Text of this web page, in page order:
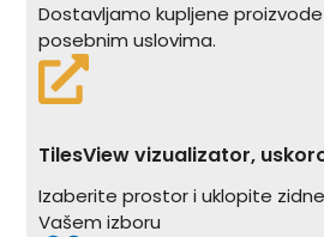
Dostavljamo kupljene
posebnim uslovima.
TilesView vizualizator,
Izaberite prostor i uklopite
Vašem izboru